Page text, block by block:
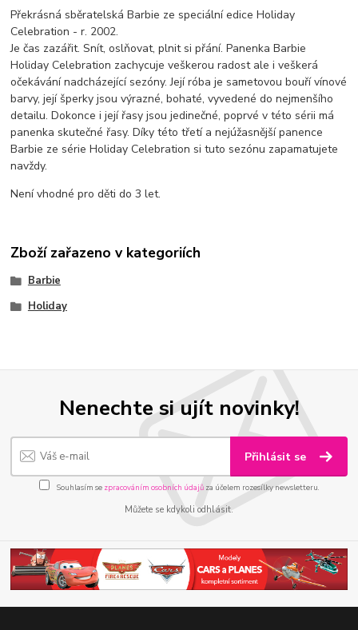
Překrásná sběratelská Barbie ze speciální edice Holiday
Celebration - r. 2002.
Je čas zazářit. Snít, oslňovat, plnit si přání. Panenka Barbie
Holiday Celebration zachycuje veškerou radost ale i veškerá
očekávání nadcházející sezóny. Její róba je sametovou bouří vínové
barvy, její šperky jsou výrazné, bohaté, vyvedené do nejmenšího
detailu. Dokonce i její řasy jsou jedinečné, poprvé v této sérii má
panenka skutečné řasy. Díky této třetí a nejúžasnější panence
Barbie ze série Holiday Celebration si tuto sezónu zapamatujete
navždy.
Není vhodné pro děti do 3 let.
Zboží zařazeno v kategoriích
Barbie
Holiday
Nenechte si ujít novinky!
Přihlásit se
Souhlasím se zpracováním osobních údajůza účelem rozesílky newsletteru.
Můžete se kdykoli odhlásit.